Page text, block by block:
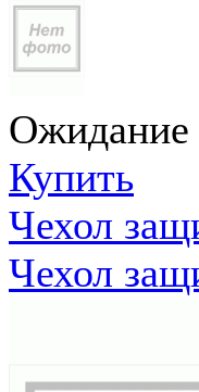
Ожидание
Купить
Чехол
Чехол